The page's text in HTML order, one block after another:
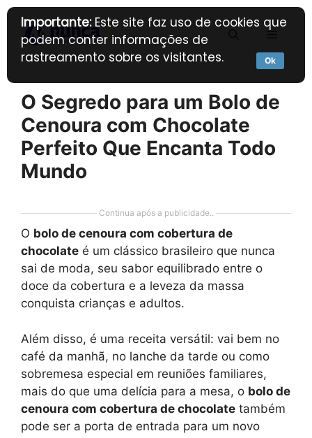
Pular
para
conteúdo
O Segredo para um Bolo de
Cenoura com Chocolate
Perfeito Que Encanta Todo
Mundo
Continua após a publicidade..
O bolo de cenoura com cobertura de
chocolate é um clássico brasileiro que nunca
sai de moda, seu sabor equilibrado entre o
doce da cobertura e a leveza da massa
conquista crianças e adultos.
Além disso, é uma receita versátil: vai bem no
café da manhã, no lanche da tarde ou como
sobremesa especial em reuniões familiares,
mais do que uma delícia para a mesa, o bolo de
cenoura com cobertura de chocolate também
pode ser a porta de entrada para um novo
Importante:Este site faz uso de cookies que
podem conter informações de
rastreamento sobre os visitantes.
Ok